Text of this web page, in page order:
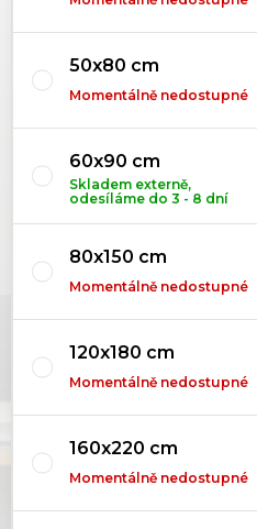
50x80 cm
Momentálně nedostupné
60x90 cm
Skladem externě,
odesíláme do 3 - 8 dní
80x150 cm
Momentálně nedostupné
120x180 cm
Momentálně nedostupné
160x220 cm
Momentálně nedostupné